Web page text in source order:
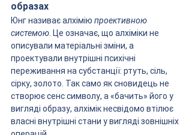
образах
Юнг називає алхімію проективною
системою . Це означає, що алхіміки не
описували матеріальні зміни, а
проектували внутрішні психічні
переживання на субстанції: ртуть, сіль,
сірку, золото. Так само як сновидець не
створює сенс символу, а «бачить» його у
вигляді образу, алхімік несвідомо втілює
власні внутрішні стани у вигляді зовнішніх